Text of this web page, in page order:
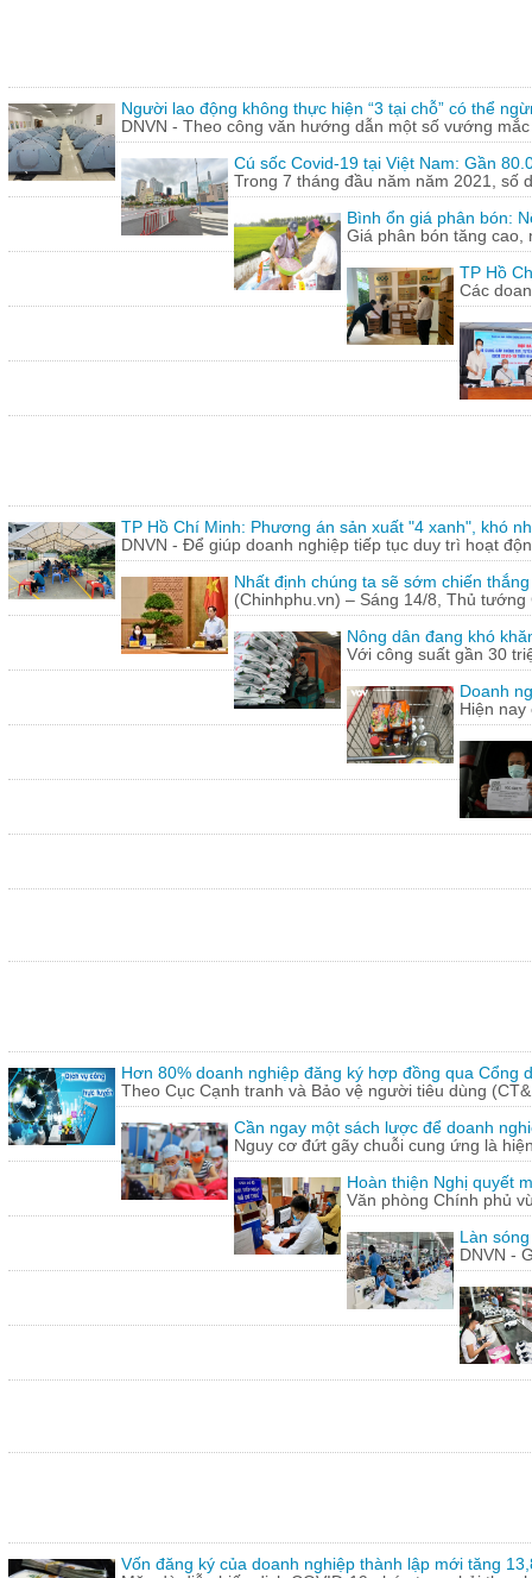
Người lao động không thực hiện “3 tại chỗ” có thể
DNVN - Theo công văn hướng dẫn một số vướng
Cú sốc Covid-19 tại Việt Nam: Gần
Trong 7 tháng đầu năm năm 2021, số
Bình ổn giá phân bón:
Giá phân bón tăng
TP Hồ
Các
TP Hồ Chí Minh: Phương án sản xuất "4 xanh", khó
DNVN - Để giúp doanh nghiệp tiếp tục duy trì hoạt
Nhất định chúng ta sẽ sớm chiến
(Chinhphu.vn) – Sáng 14/8, Thủ
Nông dân đang khó
Với công suất gần 30
Doanh
Hiện
Hơn 80% doanh nghiệp đăng ký hợp đồng qua Cổng
Theo Cục Cạnh tranh và Bảo vệ người tiêu dùng
Cần ngay một sách lược để doanh
Nguy cơ đứt gãy chuỗi cung ứng là
Hoàn thiện Nghị quyết
Văn phòng Chính phủ
Làn
DNVN -
Vốn đăng ký của doanh nghiệp thành lập mới tăng